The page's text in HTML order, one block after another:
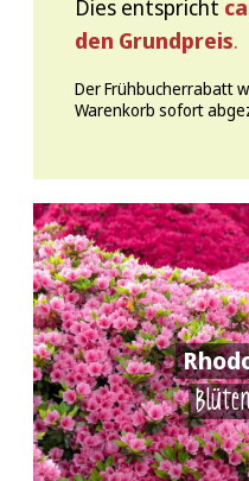
Dies entspricht
den Grundpreis.
Der Frühbucherrabatt
Warenkorb sofort